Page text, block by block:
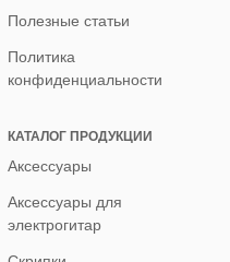
Полезные статьи
Политика
конфиденциальности
КАТАЛОГ ПРОДУКЦИИ
Аксессуары
Аксессуары для
электрогитар